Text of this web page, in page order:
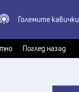
X
Големите кавички
Поглед назад